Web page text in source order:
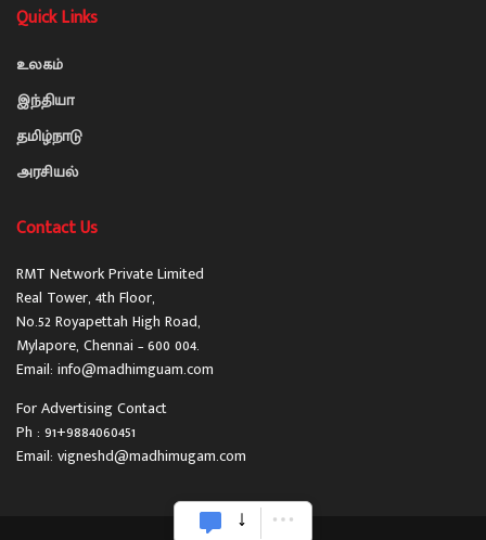
Quick Links
உலகம்
இந்தியா
தமிழ்நாடு
அரசியல்
Contact Us
RMT Network Private Limited
Real Tower, 4th Floor,
No.52 Royapettah High Road,
Mylapore, Chennai – 600 004.
Email: info@madhimguam.com
For Advertising Contact
Ph : 91+9884060451
Email: vigneshd@madhimugam.com